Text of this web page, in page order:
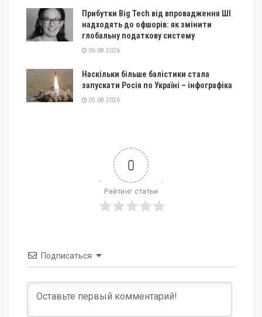
Прибутки Big Tech від впровадження ШІ
надходять до офшорів: як змінити
глобальну податкову систему
06.08.2026
Наскільки більше балістики стала
запускати Росія по Україні – інфографіка
05.08.2026
0
Рейтинг статьи
Подписаться